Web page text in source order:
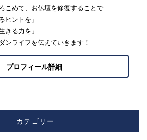
こめて、お仏壇を修復することで
ヒントを」
きる力を」
ンライフを伝えていきます！
プロフィール詳細
カテゴリー